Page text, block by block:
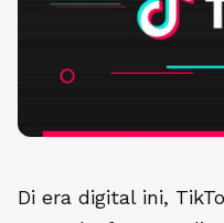
Di era digital ini,